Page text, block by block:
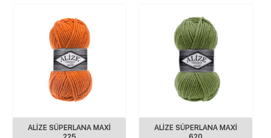
ALIZE SÜPERLANA MAXI
ALIZE SÜPERLANA MAXI